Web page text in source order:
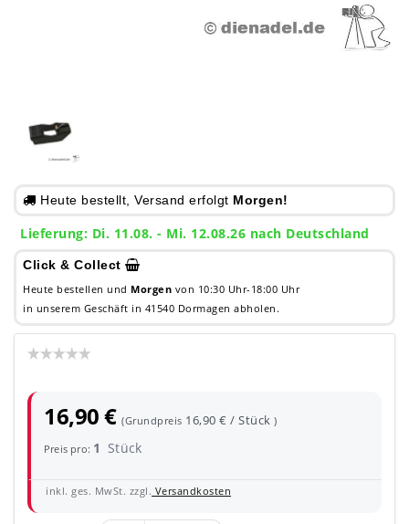
Heute bestellt, Versand erfolgt Morgen!
Lieferung: Di. 11.08. - Mi. 12.08.26 nach Deutschland
Click & Collect
Heute bestellen und Morgen von 10:30 Uhr-18:00 Uhr
in unserem Geschäft in 41540 Dormagen abholen.
16,90 €(Grundpreis 16,90 € / Stück)
Preis pro: 1 Stück
inkl. ges. MwSt. zzgl. Versandkosten